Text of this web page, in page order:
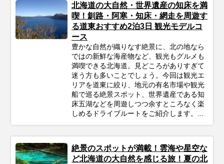
北海道の大自然・世界遺産の知床を満
喫！釧路・阿寒・知床・網走を周遊す
る道東おすすめ2泊3日 観光モデルコ
ース
豊かな自然が織りなす絶景に、北の地なら
ではの新鮮な海産物など、観光もグルメも
満喫できる北海道。見どころがありすぎて
迷う方も多いことでしょう。今回は観光エ
リアを道東に絞り、地元の有名市場や観光
船で巡る絶景スポット、世界遺産である知
床五湖などを周遊しつつ余すところなく楽
しめるドライブルートをご紹介します。...
絶景のスポットが満載！雲海や星空な
ど北海道の大自然を感じる旅！夏の北